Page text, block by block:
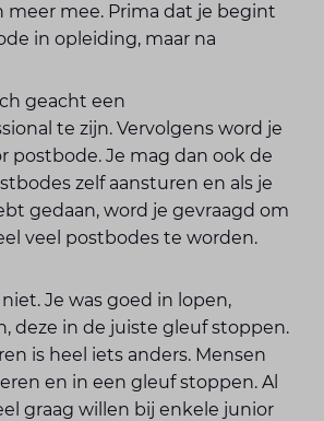
meer mee. Prima dat je begint
in opleiding, maar na
geacht een
te zijn. Vervolgens word je
postbode. Je mag dan ook de
zelf aansturen en als je
gedaan, word je gevraagd om
veel postbodes te worden.
Je was goed in lopen,
deze in de juiste gleuf stoppen.
is heel iets anders. Mensen
en in een gleuf stoppen. Al
graag willen bij enkele junior